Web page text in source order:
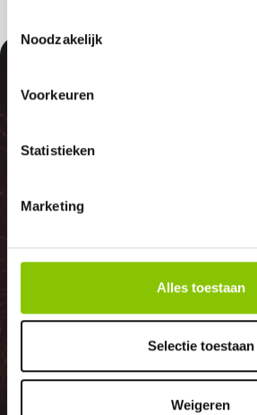
Noodzakelijk
Voorkeuren
Statistieken
Marketing
Alles toestaan
Selectie toestaan
Weigeren
100%
GELD
Indien er in 2026 weer
vuurwerkverbod is,
betaalde bedragen